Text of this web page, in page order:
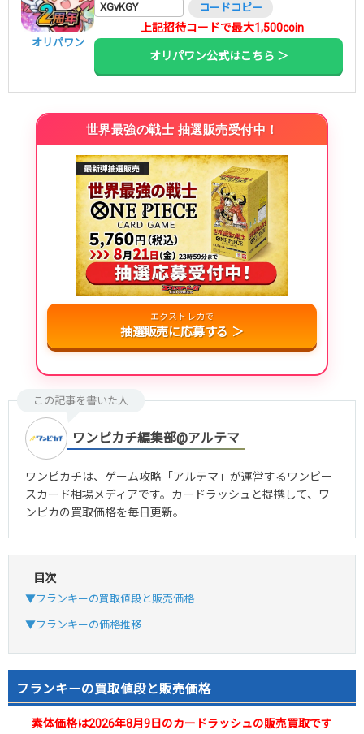
オリパワン
XGvKGY コードコピー
上記招待コードで最大1,500coin
オリパワン公式はこちら ＞
世界最強の戦士 抽選販売受付中！
エクストレカで
抽選販売に応募する ＞
この記事を書いた人
ワンピカチ編集部@アルテマ
ワンピカチは、ゲーム攻略「アルテマ」が運営するワンピー
スカード相場メディアです。カードラッシュと提携して、ワ
ンピカの買取価格を毎日更新。
目次
▼フランキーの買取値段と販売価格
▼フランキーの価格推移
フランキーの買取値段と販売価格
素体価格は2026年8月9日のカードラッシュの販売買取です